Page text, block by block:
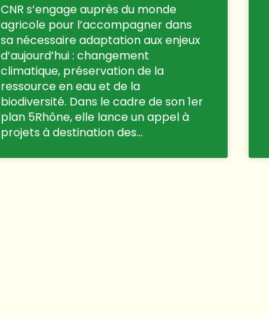
CNR s’engage auprès du monde
agricole pour l’accompagner dans
sa nécessaire adaptation aux enjeux
d’aujourd’hui : changement
climatique, préservation de la
ressource en eau et de la
biodiversité. Dans le cadre de son 1er
plan 5Rhône, elle lance un appel à
projets à destination des…